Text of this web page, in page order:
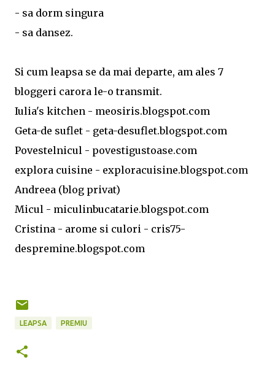
- sa dorm singura
- sa dansez.
Si cum leapsa se da mai departe, am ales 7
bloggeri carora le-o transmit.
Iulia's kitchen - meosiris.blogspot.com
Geta-de suflet - geta-desuflet.blogspot.com
Povestelnicul - povestigustoase.com
explora cuisine - exploracuisine.blogspot.com
Andreea (blog privat)
Micul - miculinbucatarie.blogspot.com
Cristina - arome si culori - cris75-
despremine.blogspot.com
LEAPSA PREMIU